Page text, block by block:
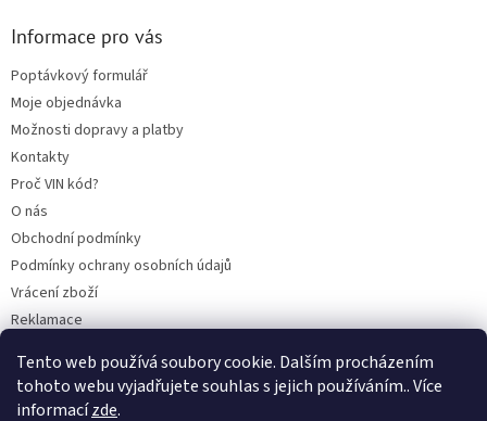
Tento web používá soubory cookie. Dalším procházením
tohoto webu vyjadřujete souhlas s jejich používáním.. Více
informacízde.
Informace pro vás
Poptávkový formulář
Moje objednávka
Možnosti dopravy a platby
Kontakty
Proč VIN kód?
O nás
Obchodní podmínky
Podmínky ochrany osobních údajů
Vrácení zboží
Reklamace
BLOG